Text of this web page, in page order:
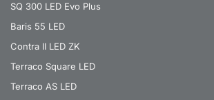
SQ 300 LED Evo Plus
Baris 55 LED
Contra II LED ZK
Terraco Square LED
Terraco AS LED